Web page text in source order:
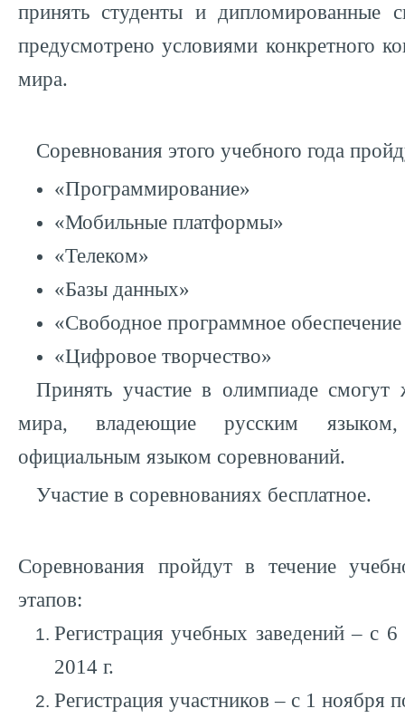
принять студенты и дипломированные
предусмотрено условиями конкретного
мира.
Соревнования этого учебного года
«Программирование»
«Мобильные платформы»
«Телеком»
«Базы данных»
«Свободное программное
«Цифровое творчество»
Принять участие в олимпиаде
мира, владеющие русским языком,
официальным языком соревнований.
Участие в соревнованиях бесплатное.
Соревнования пройдут в течение
этапов:
Регистрация учебных заведений – с
2014 г.
Регистрация участников – с 1 ноября